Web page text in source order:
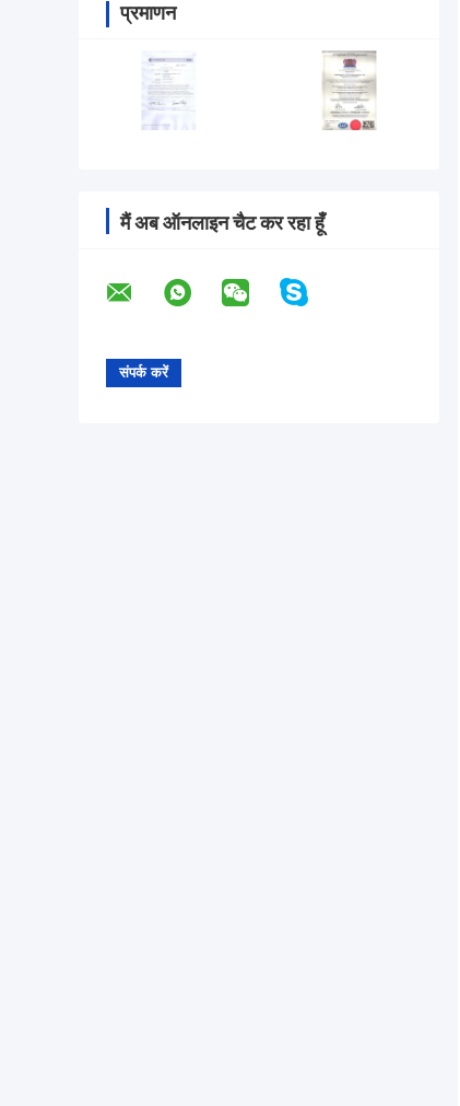
प्रमाणन
मैं अब ऑनलाइन चैट कर रहा हूँ